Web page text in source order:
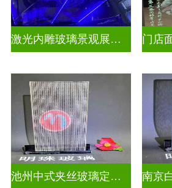
激光内雕玻璃景观展示发光玻璃
池州中式夹丝玻璃定做厂